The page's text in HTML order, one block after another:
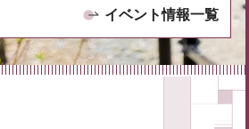
イベント情報一覧